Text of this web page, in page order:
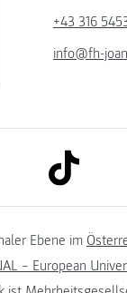
+43 316
info@fh-
link to
Ebene im
– European